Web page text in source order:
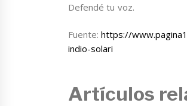
Defendé tu voz.
Fuente:https://
indio-solari
Artículos